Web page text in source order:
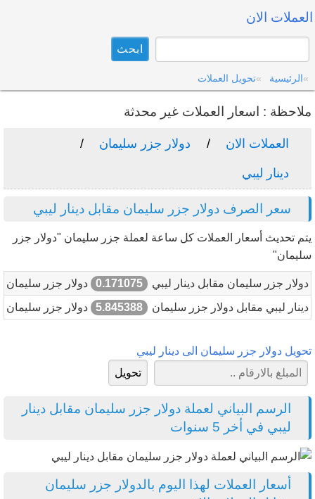
العملات الان
الرئيسية تحويل العملات
ملاحظة : اسعار العملات غير محدثة
العملات الان دولار جزر سليمان
دينار ليبي
سعر الصرف دولار جزر سليمان مقابل دينار ليبي
يتم تحديث أسعار العملات كل ساعة لعملة جزر سليمان "دولار جزر
سليمان"
دولار جزر سليمان مقابل دينار ليبي 0.171075
دولار جزر سليمان
دينار ليبي مقابل دولار جزر سليمان
5.845388 دولار جزر سليمان
تحويل دولار جزر سليمان الى دينار ليبي
الرسم البياني لعملة دولار جزر سليمان مقابل دينار
ليبي في أخر 5 سنوات
أسعار العملات لهذا اليوم بالدولار جزر سليمان